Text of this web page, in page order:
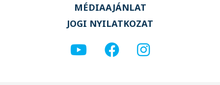
MÉDIAAJÁNLAT
JOGI NYILATKOZAT